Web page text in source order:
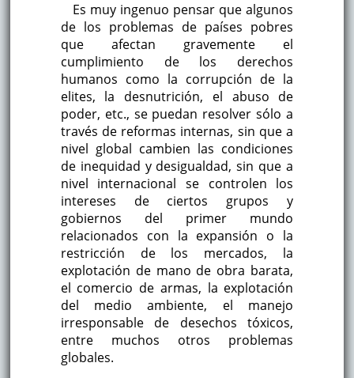
Es muy ingenuo pensar que algunos
de los problemas de países pobres
que afectan gravemente el
cumplimiento de los derechos
humanos como la corrupción de la
elites, la desnutrición, el abuso de
poder, etc., se puedan resolver sólo a
través de reformas internas, sin que a
nivel global cambien las condiciones
de inequidad y desigualdad, sin que a
nivel internacional se controlen los
intereses de ciertos grupos y
gobiernos del primer mundo
relacionados con la expansión o la
restricción de los mercados, la
explotación de mano de obra barata,
el comercio de armas, la explotación
del medio ambiente, el manejo
irresponsable de desechos tóxicos,
entre muchos otros problemas
globales.